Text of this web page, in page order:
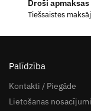
Droši
Tiešsaistes
Palīdzība
Kontakti / Piegāde
Lietošanas nosacījumi